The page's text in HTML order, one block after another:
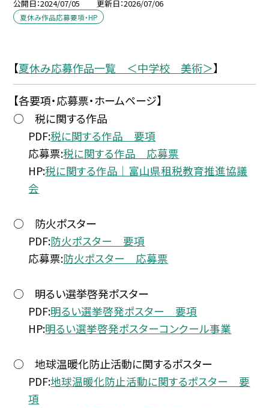
公開日 2024/07/05 更新日 2026/07/06
夏休み作品応募要項・HP
【夏休み応募作品一覧 ＜中学校 美術＞】
【各要項・応募票・ホームページ】
○ 税に関する作品
PDF:税に関する作品 要項
応募票:税に関する作品 応募票
HP:税に関する作品｜富山県租税教育推進協議
会
○ 防火ポスター
PDF:防火ポスター 要項
応募票:防火ポスター 応募票
○ 明るい選挙啓発ポスター
PDF:明るい選挙啓発ポスター 要項
HP:明るい選挙啓発ポスターコンクール事業
○ 地球温暖化防止活動に関するポスター
PDF:地球温暖化防止活動に関するポスター 要
項